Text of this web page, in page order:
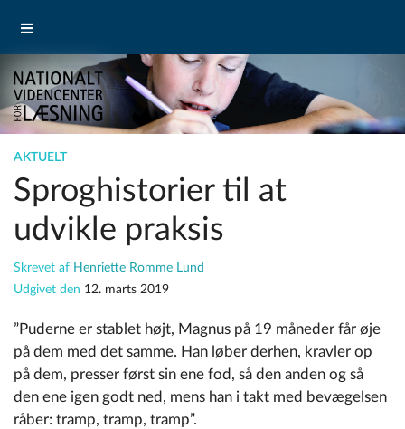
AKTUELT
Sproghistorier til at
udvikle praksis
Skrevet af Henriette Romme Lund
Udgivet den 12. marts 2019
”Puderne er stablet højt, Magnus på 19 måneder får øje
på dem med det samme. Han løber derhen, kravler op
på dem, presser først sin ene fod, så den anden og så
den ene igen godt ned, mens han i takt med bevægelsen
råber: tramp, tramp, tramp”.